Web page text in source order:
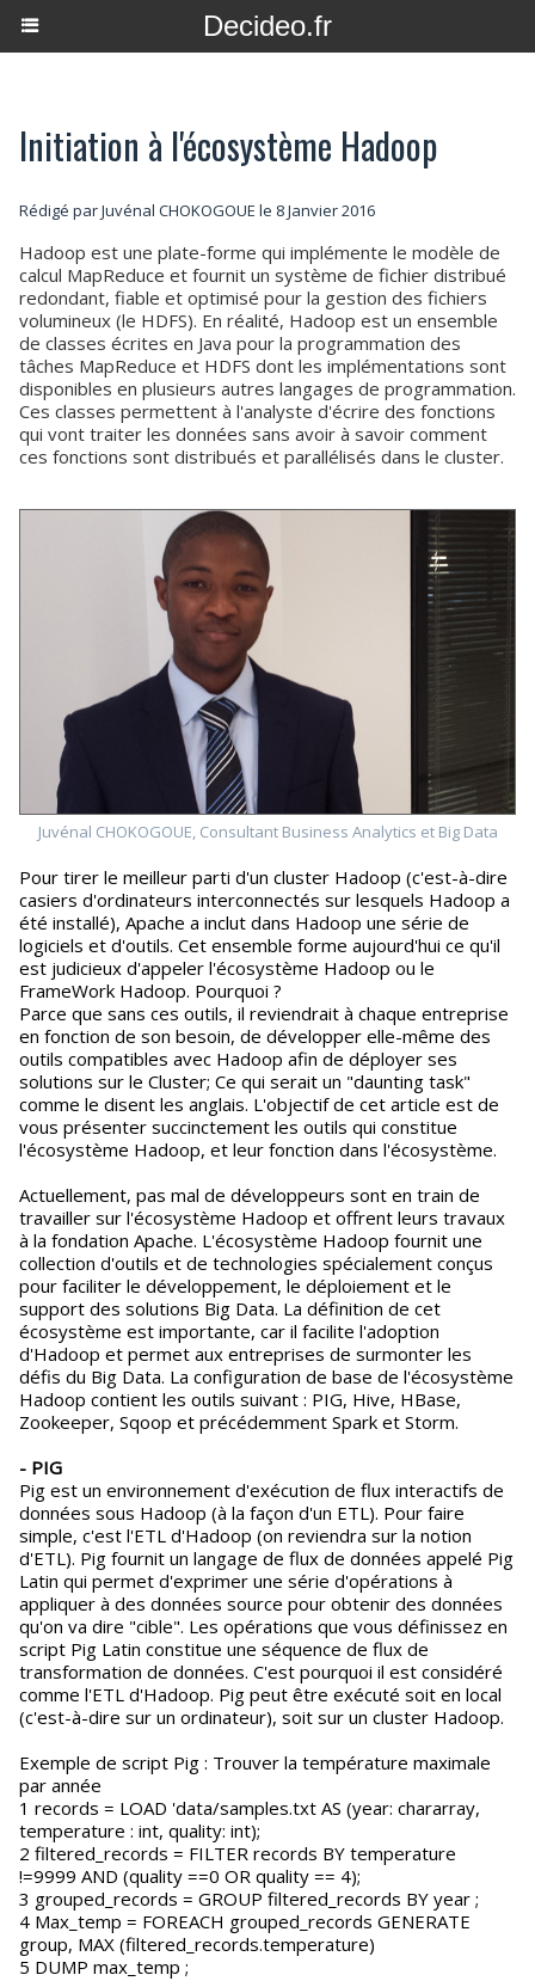
Decideo.fr
Initiation à l'écosystème Hadoop
Rédigé par Juvénal CHOKOGOUE le 8 Janvier 2016
Hadoop est une plate-forme qui implémente le modèle de
calcul MapReduce et fournit un système de fichier distribué
redondant, fiable et optimisé pour la gestion des fichiers
volumineux (le HDFS). En réalité, Hadoop est un ensemble
de classes écrites en Java pour la programmation des
tâches MapReduce et HDFS dont les implémentations sont
disponibles en plusieurs autres langages de programmation.
Ces classes permettent à l'analyste d'écrire des fonctions
qui vont traiter les données sans avoir à savoir comment
ces fonctions sont distribués et parallélisés dans le cluster.
Juvénal CHOKOGOUE, Consultant Business Analytics et Big Data
Pour tirer le meilleur parti d'un cluster Hadoop (c'est-à-dire
casiers d'ordinateurs interconnectés sur lesquels Hadoop a
été installé), Apache a inclut dans Hadoop une série de
logiciels et d'outils. Cet ensemble forme aujourd'hui ce qu'il
est judicieux d'appeler l'écosystème Hadoop ou le
FrameWork Hadoop. Pourquoi ?
Parce que sans ces outils, il reviendrait à chaque entreprise
en fonction de son besoin, de développer elle-même des
outils compatibles avec Hadoop afin de déployer ses
solutions sur le Cluster; Ce qui serait un "daunting task"
comme le disent les anglais. L'objectif de cet article est de
vous présenter succinctement les outils qui constitue
l'écosystème Hadoop, et leur fonction dans l'écosystème.
Actuellement, pas mal de développeurs sont en train de
travailler sur l'écosystème Hadoop et offrent leurs travaux
à la fondation Apache. L'écosystème Hadoop fournit une
collection d'outils et de technologies spécialement conçus
pour faciliter le développement, le déploiement et le
support des solutions Big Data. La définition de cet
écosystème est importante, car il facilite l'adoption
d'Hadoop et permet aux entreprises de surmonter les
défis du Big Data. La configuration de base de l'écosystème
Hadoop contient les outils suivant : PIG, Hive, HBase,
Zookeeper, Sqoop et précédemment Spark et Storm.
- PIG
Pig est un environnement d'exécution de flux interactifs de
données sous Hadoop (à la façon d'un ETL). Pour faire
simple, c'est l'ETL d'Hadoop (on reviendra sur la notion
d'ETL). Pig fournit un langage de flux de données appelé Pig
Latin qui permet d'exprimer une série d'opérations à
appliquer à des données source pour obtenir des données
qu'on va dire "cible". Les opérations que vous définissez en
script Pig Latin constitue une séquence de flux de
transformation de données. C'est pourquoi il est considéré
comme l'ETL d'Hadoop. Pig peut être exécuté soit en local
(c'est-à-dire sur un ordinateur), soit sur un cluster Hadoop.
Exemple de script Pig : Trouver la température maximale
par année
1 records = LOAD 'data/samples.txt AS (year: chararray,
temperature : int, quality: int);
2 filtered_records = FILTER records BY temperature
!=9999 AND (quality ==0 OR quality == 4);
3 grouped_records = GROUP filtered_records BY year ;
4 Max_temp = FOREACH grouped_records GENERATE
group, MAX (filtered_records.temperature)
5 DUMP max_temp ;